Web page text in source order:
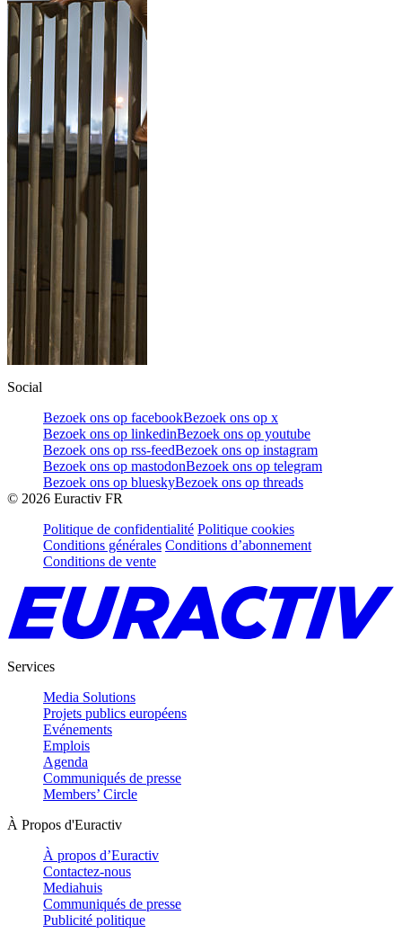
Social
Bezoek ons op facebookBezoek ons op x
Bezoek ons op linkedinBezoek ons op youtube
Bezoek ons op rss-feedBezoek ons op instagram
Bezoek ons op mastodonBezoek ons op telegram
Bezoek ons op blueskyBezoek ons op threads
© 2026 Euractiv FR
Politique de confidentialité Politique cookies
Conditions générales Conditions d’abonnement
Conditions de vente
Services
Media Solutions
Projets publics européens
Evénements
Emplois
Agenda
Communiqués de presse
Members’ Circle
À Propos d'Euractiv
À propos d’Euractiv
Contactez-nous
Mediahuis
Communiqués de presse
Publicité politique